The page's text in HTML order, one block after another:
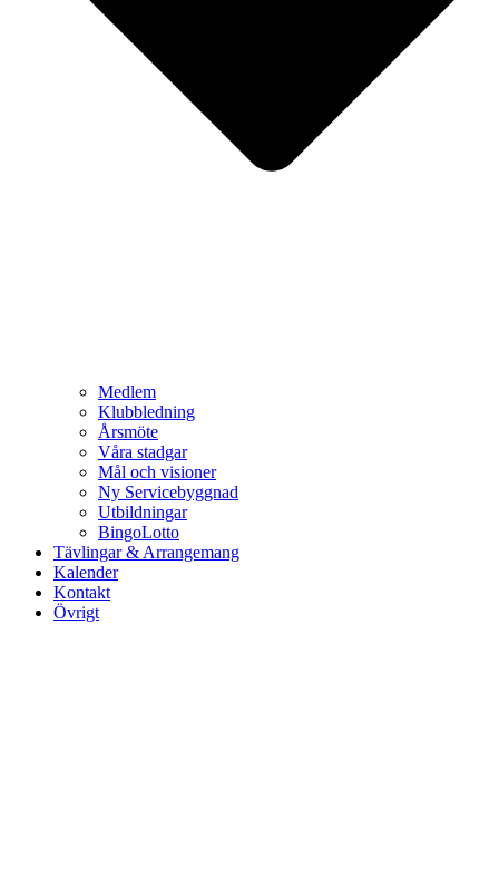
Medlem
Klubbledning
Årsmöte
Våra stadgar
Mål och visioner
Ny Servicebyggnad
Utbildningar
BingoLotto
Tävlingar & Arrangemang
Kalender
Kontakt
Övrigt